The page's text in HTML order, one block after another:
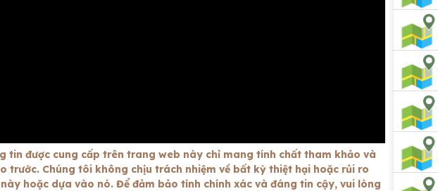
tin được cung cấp trên trang web này chỉ mang tính chất tham khảo và
trước. Chúng tôi không chịu trách nhiệm về bất kỳ thiệt hại hoặc rủi ro
hoặc dựa vào nó. Để đảm bảo tính chính xác và đáng tin cậy, vui lòng